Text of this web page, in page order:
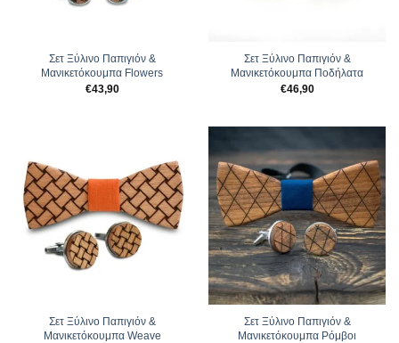
Σετ Ξύλινο Παπιγιόν &
Μανικετόκουμπα Flowers
€43,90
Σετ Ξύλινο Παπιγιόν &
Μανικετόκουμπα Ποδήλατα
€46,90
Σετ Ξύλινο Παπιγιόν &
Μανικετόκουμπα Weave
Σετ Ξύλινο Παπιγιόν &
Μανικετόκουμπα Ρόμβοι